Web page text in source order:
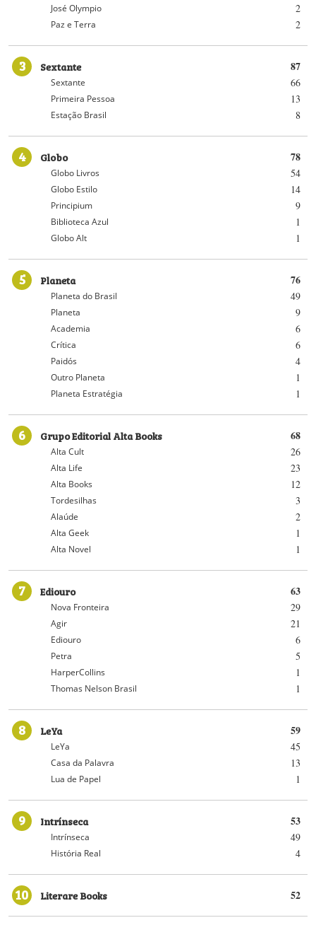
2
José Olympio
2
Paz e Terra
3 87
Sextante
66
Sextante
13
Primeira Pessoa
8
Estação Brasil
4 78
Globo
54
Globo Livros
14
Globo Estilo
9
Principium
1
Biblioteca Azul
1
Globo Alt
5 76
Planeta
49
Planeta do Brasil
9
Planeta
6
Academia
6
Crítica
4
Paidós
1
Outro Planeta
1
Planeta Estratégia
6 68
Grupo Editorial Alta Books
26
Alta Cult
23
Alta Life
12
Alta Books
3
Tordesilhas
2
Alaúde
1
Alta Geek
1
Alta Novel
7 63
Ediouro
29
Nova Fronteira
21
Agir
6
Ediouro
5
Petra
1
HarperCollins
1
Thomas Nelson Brasil
8 59
LeYa
45
LeYa
13
Casa da Palavra
1
Lua de Papel
9 53
Intrínseca
49
Intrínseca
4
História Real
10 52
Literare Books